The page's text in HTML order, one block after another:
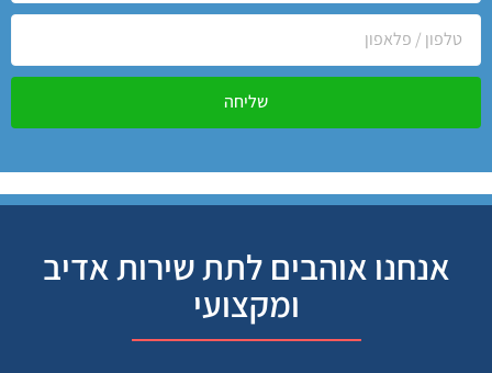
שליחה
אנחנו אוהבים לתת שירות אדיב
ומקצועי